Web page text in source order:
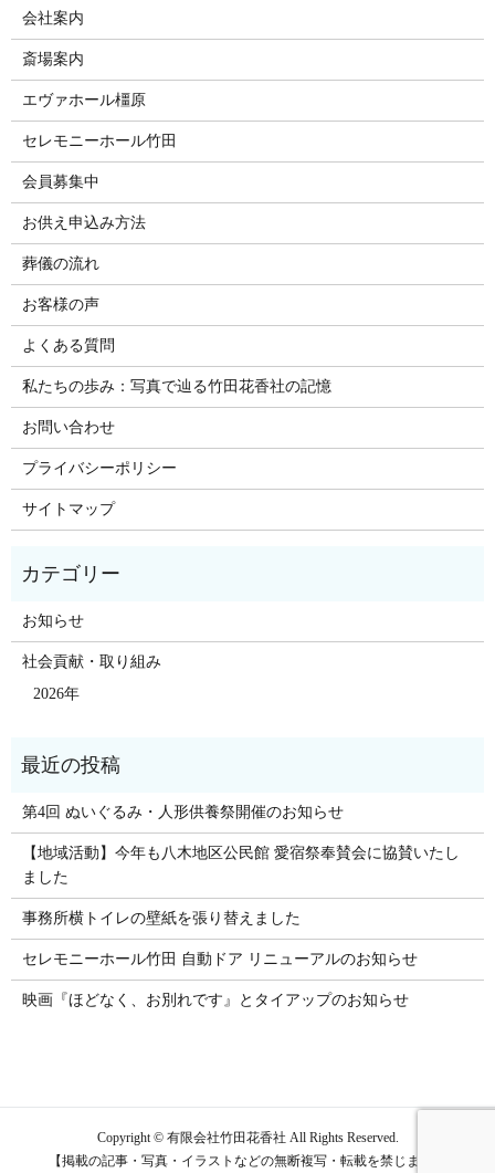
会社案内
斎場案内
エヴァホール橿原
セレモニーホール竹田
会員募集中
お供え申込み方法
葬儀の流れ
お客様の声
よくある質問
私たちの歩み：写真で辿る竹田花香社の記憶
お問い合わせ
プライバシーポリシー
サイトマップ
お知らせ
社会貢献・取り組み
2026年
第4回 ぬいぐるみ・人形供養祭開催のお知らせ
【地域活動】今年も八木地区公民館 愛宿祭奉賛会に協賛いたし
ました
事務所横トイレの壁紙を張り替えました
セレモニーホール竹田 自動ドア リニューアルのお知らせ
映画『ほどなく、お別れです』とタイアップのお知らせ
Copyright © 有限会社竹田花香社 All Rights Reserved.
【掲載の記事・写真・イラストなどの無断複写・転載を禁じます】